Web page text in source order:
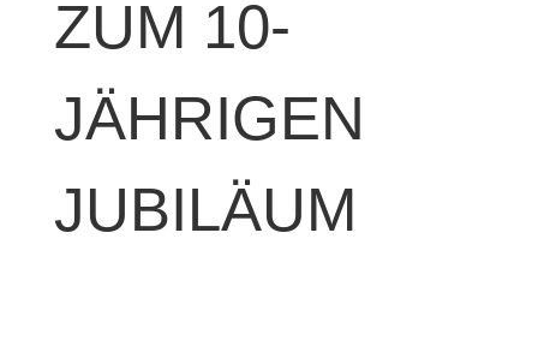
ZUM 10-
JÄHRIGEN
JUBILÄUM